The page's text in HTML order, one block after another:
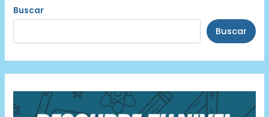
Buscar
Buscar